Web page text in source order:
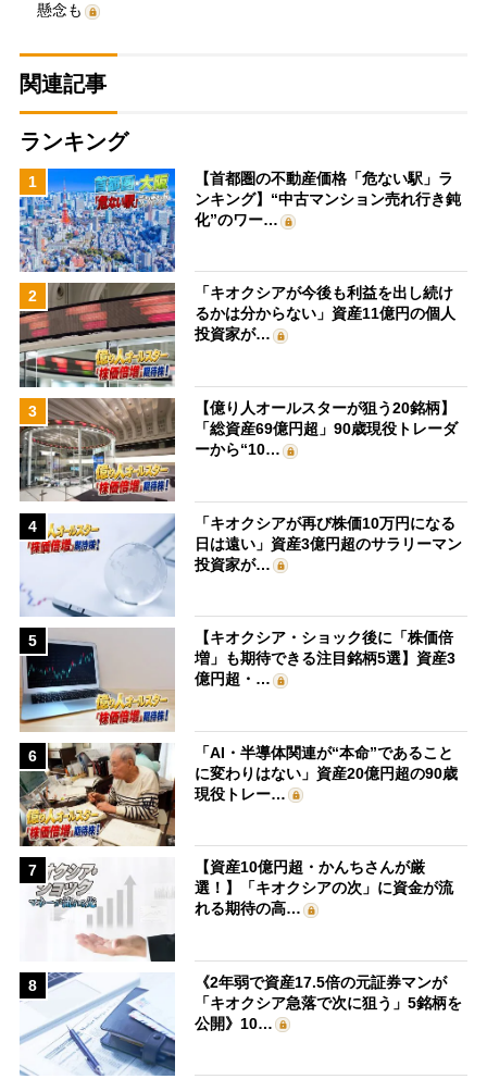
懸念も
関連記事
ランキング
1
【首都圏の不動産価格「危ない駅」ラ
ンキング】“中古マンション売れ行き鈍
化”のワー…
2
「キオクシアが今後も利益を出し続け
るかは分からない」資産11億円の個人
投資家が…
3
【億り人オールスターが狙う20銘柄】
「総資産69億円超」90歳現役トレーダ
ーから“10…
4
「キオクシアが再び株価10万円になる
日は遠い」資産3億円超のサラリーマン
投資家が…
5
【キオクシア・ショック後に「株価倍
増」も期待できる注目銘柄5選】資産3
億円超・…
6
「AI・半導体関連が“本命”であること
に変わりはない」資産20億円超の90歳
現役トレー…
7
【資産10億円超・かんちさんが厳
選！】「キオクシアの次」に資金が流
れる期待の高…
8
《2年弱で資産17.5倍の元証券マンが
「キオクシア急落で次に狙う」5銘柄を
公開》10…